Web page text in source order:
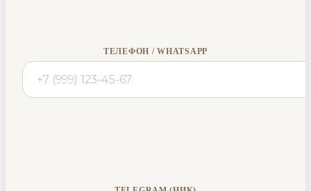
ТЕЛЕФОН / WHATSAPP